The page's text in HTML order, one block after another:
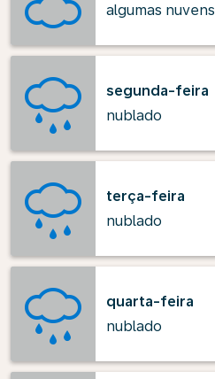
algumas nuvens
segunda-feira
nublado
terça-feira
nublado
quarta-feira
nublado